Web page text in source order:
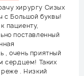
хирургу Сизых
с Большой буквы!
пациенту,
поставленный
, очень приятный
сердцем! Таких
. Низкий